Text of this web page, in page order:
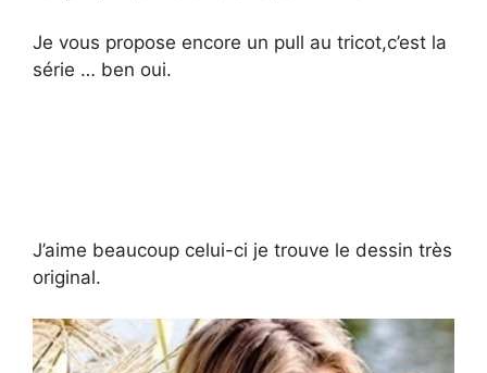
Je vous propose encore un pull au tricot,c’est la
série … ben oui.
J’aime beaucoup celui-ci je trouve le dessin très
original.